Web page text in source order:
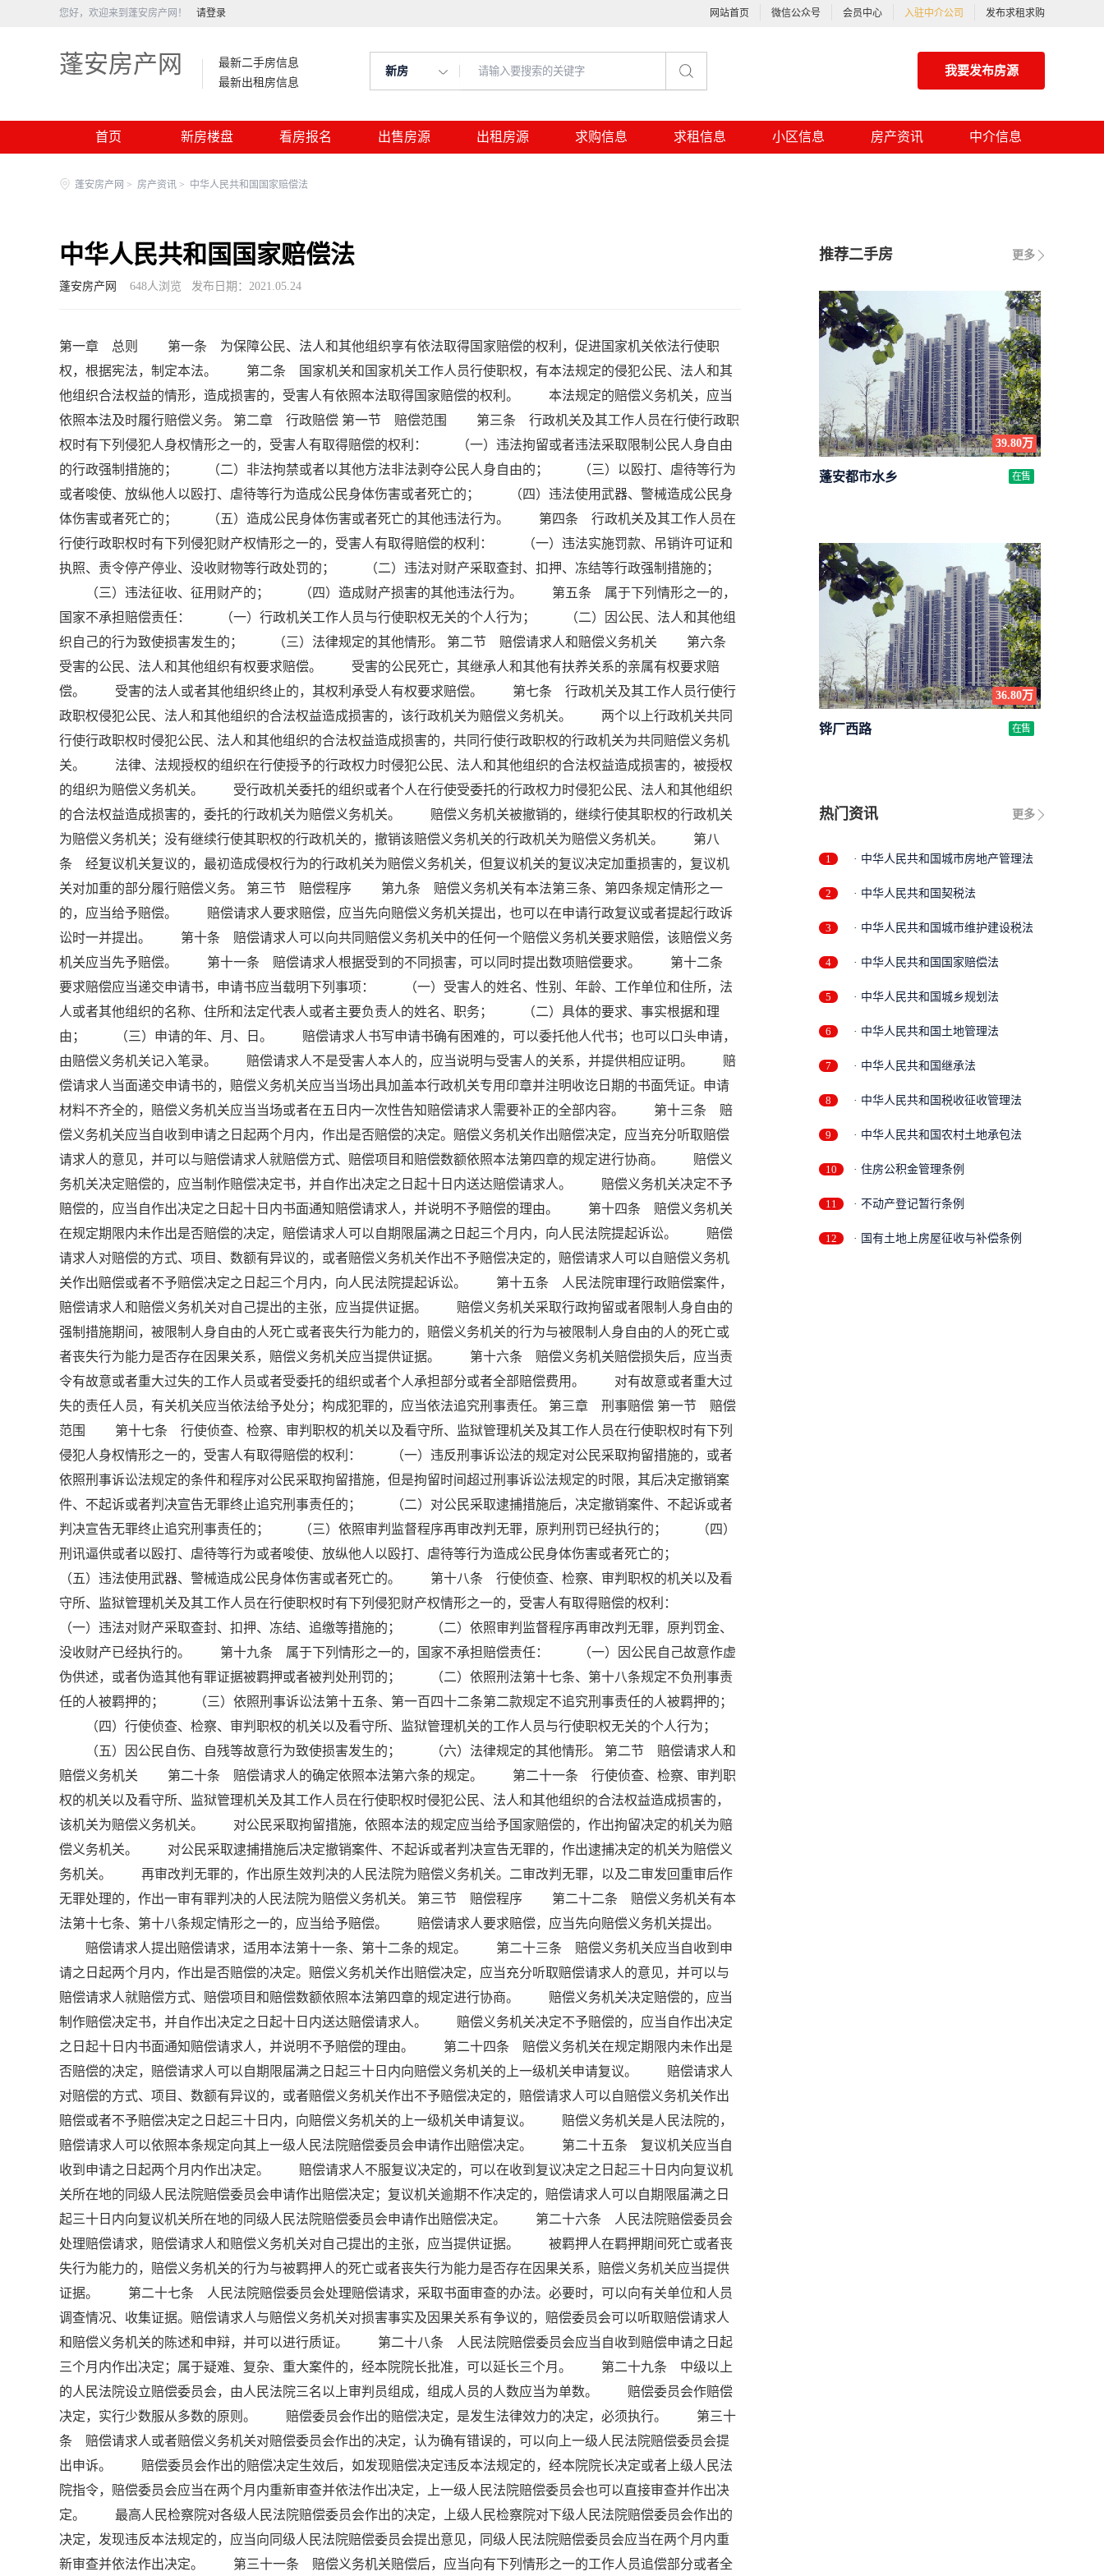
您好，欢迎来到蓬安房产网！ 请登录 网站首页 微信公众号 会员中心 入驻中介公司 发布求租求购
蓬安房产网
最新二手房信息
最新出租房信息
新房 我要发布房源
首页 新房楼盘 看房报名 出售房源 出租房源 求购信息 求租信息 小区信息 房产资讯 中介信息
蓬安房产网 > 房产资讯 > 中华人民共和国国家赔偿法
中华人民共和国国家赔偿法
蓬安房产网 648人浏览 发布日期：2021.05.24
第一章 总则 第一条 为保障公民、法人和其他组织享有依法取得国家赔偿的权利，促进国家机关依法行使职
权，根据宪法，制定本法。 第二条 国家机关和国家机关工作人员行使职权，有本法规定的侵犯公民、法人和其
他组织合法权益的情形，造成损害的，受害人有依照本法取得国家赔偿的权利。 本法规定的赔偿义务机关，应当
依照本法及时履行赔偿义务。 第二章 行政赔偿 第一节 赔偿范围 第三条 行政机关及其工作人员在行使行政职
权时有下列侵犯人身权情形之一的，受害人有取得赔偿的权利： （一）违法拘留或者违法采取限制公民人身自由
的行政强制措施的； （二）非法拘禁或者以其他方法非法剥夺公民人身自由的； （三）以殴打、虐待等行为
或者唆使、放纵他人以殴打、虐待等行为造成公民身体伤害或者死亡的； （四）违法使用武器、警械造成公民身
体伤害或者死亡的； （五）造成公民身体伤害或者死亡的其他违法行为。 第四条 行政机关及其工作人员在
行使行政职权时有下列侵犯财产权情形之一的，受害人有取得赔偿的权利： （一）违法实施罚款、吊销许可证和
执照、责令停产停业、没收财物等行政处罚的； （二）违法对财产采取查封、扣押、冻结等行政强制措施的；
（三）违法征收、征用财产的； （四）造成财产损害的其他违法行为。 第五条 属于下列情形之一的，
国家不承担赔偿责任： （一）行政机关工作人员与行使职权无关的个人行为； （二）因公民、法人和其他组
织自己的行为致使损害发生的； （三）法律规定的其他情形。 第二节 赔偿请求人和赔偿义务机关 第六条
受害的公民、法人和其他组织有权要求赔偿。 受害的公民死亡，其继承人和其他有扶养关系的亲属有权要求赔
偿。 受害的法人或者其他组织终止的，其权利承受人有权要求赔偿。 第七条 行政机关及其工作人员行使行
政职权侵犯公民、法人和其他组织的合法权益造成损害的，该行政机关为赔偿义务机关。 两个以上行政机关共同
行使行政职权时侵犯公民、法人和其他组织的合法权益造成损害的，共同行使行政职权的行政机关为共同赔偿义务机
关。 法律、法规授权的组织在行使授予的行政权力时侵犯公民、法人和其他组织的合法权益造成损害的，被授权
的组织为赔偿义务机关。 受行政机关委托的组织或者个人在行使受委托的行政权力时侵犯公民、法人和其他组织
的合法权益造成损害的，委托的行政机关为赔偿义务机关。 赔偿义务机关被撤销的，继续行使其职权的行政机关
为赔偿义务机关；没有继续行使其职权的行政机关的，撤销该赔偿义务机关的行政机关为赔偿义务机关。 第八
条 经复议机关复议的，最初造成侵权行为的行政机关为赔偿义务机关，但复议机关的复议决定加重损害的，复议机
关对加重的部分履行赔偿义务。 第三节 赔偿程序 第九条 赔偿义务机关有本法第三条、第四条规定情形之一
的，应当给予赔偿。 赔偿请求人要求赔偿，应当先向赔偿义务机关提出，也可以在申请行政复议或者提起行政诉
讼时一并提出。 第十条 赔偿请求人可以向共同赔偿义务机关中的任何一个赔偿义务机关要求赔偿，该赔偿义务
机关应当先予赔偿。 第十一条 赔偿请求人根据受到的不同损害，可以同时提出数项赔偿要求。 第十二条
要求赔偿应当递交申请书，申请书应当载明下列事项： （一）受害人的姓名、性别、年龄、工作单位和住所，法
人或者其他组织的名称、住所和法定代表人或者主要负责人的姓名、职务； （二）具体的要求、事实根据和理
由； （三）申请的年、月、日。 赔偿请求人书写申请书确有困难的，可以委托他人代书；也可以口头申请，
由赔偿义务机关记入笔录。 赔偿请求人不是受害人本人的，应当说明与受害人的关系，并提供相应证明。 赔
偿请求人当面递交申请书的，赔偿义务机关应当当场出具加盖本行政机关专用印章并注明收讫日期的书面凭证。申请
材料不齐全的，赔偿义务机关应当当场或者在五日内一次性告知赔偿请求人需要补正的全部内容。 第十三条 赔
偿义务机关应当自收到申请之日起两个月内，作出是否赔偿的决定。赔偿义务机关作出赔偿决定，应当充分听取赔偿
请求人的意见，并可以与赔偿请求人就赔偿方式、赔偿项目和赔偿数额依照本法第四章的规定进行协商。 赔偿义
务机关决定赔偿的，应当制作赔偿决定书，并自作出决定之日起十日内送达赔偿请求人。 赔偿义务机关决定不予
赔偿的，应当自作出决定之日起十日内书面通知赔偿请求人，并说明不予赔偿的理由。 第十四条 赔偿义务机关
在规定期限内未作出是否赔偿的决定，赔偿请求人可以自期限届满之日起三个月内，向人民法院提起诉讼。 赔偿
请求人对赔偿的方式、项目、数额有异议的，或者赔偿义务机关作出不予赔偿决定的，赔偿请求人可以自赔偿义务机
关作出赔偿或者不予赔偿决定之日起三个月内，向人民法院提起诉讼。 第十五条 人民法院审理行政赔偿案件，
赔偿请求人和赔偿义务机关对自己提出的主张，应当提供证据。 赔偿义务机关采取行政拘留或者限制人身自由的
强制措施期间，被限制人身自由的人死亡或者丧失行为能力的，赔偿义务机关的行为与被限制人身自由的人的死亡或
者丧失行为能力是否存在因果关系，赔偿义务机关应当提供证据。 第十六条 赔偿义务机关赔偿损失后，应当责
令有故意或者重大过失的工作人员或者受委托的组织或者个人承担部分或者全部赔偿费用。 对有故意或者重大过
失的责任人员，有关机关应当依法给予处分；构成犯罪的，应当依法追究刑事责任。 第三章 刑事赔偿 第一节 赔偿
范围 第十七条 行使侦查、检察、审判职权的机关以及看守所、监狱管理机关及其工作人员在行使职权时有下列
侵犯人身权情形之一的，受害人有取得赔偿的权利： （一）违反刑事诉讼法的规定对公民采取拘留措施的，或者
依照刑事诉讼法规定的条件和程序对公民采取拘留措施，但是拘留时间超过刑事诉讼法规定的时限，其后决定撤销案
件、不起诉或者判决宣告无罪终止追究刑事责任的； （二）对公民采取逮捕措施后，决定撤销案件、不起诉或者
判决宣告无罪终止追究刑事责任的； （三）依照审判监督程序再审改判无罪，原判刑罚已经执行的； （四）
刑讯逼供或者以殴打、虐待等行为或者唆使、放纵他人以殴打、虐待等行为造成公民身体伤害或者死亡的；
（五）违法使用武器、警械造成公民身体伤害或者死亡的。 第十八条 行使侦查、检察、审判职权的机关以及看
守所、监狱管理机关及其工作人员在行使职权时有下列侵犯财产权情形之一的，受害人有取得赔偿的权利：
（一）违法对财产采取查封、扣押、冻结、追缴等措施的； （二）依照审判监督程序再审改判无罪，原判罚金、
没收财产已经执行的。 第十九条 属于下列情形之一的，国家不承担赔偿责任： （一）因公民自己故意作虚
伪供述，或者伪造其他有罪证据被羁押或者被判处刑罚的； （二）依照刑法第十七条、第十八条规定不负刑事责
任的人被羁押的； （三）依照刑事诉讼法第十五条、第一百四十二条第二款规定不追究刑事责任的人被羁押的；
（四）行使侦查、检察、审判职权的机关以及看守所、监狱管理机关的工作人员与行使职权无关的个人行为；
（五）因公民自伤、自残等故意行为致使损害发生的； （六）法律规定的其他情形。 第二节 赔偿请求人和
赔偿义务机关 第二十条 赔偿请求人的确定依照本法第六条的规定。 第二十一条 行使侦查、检察、审判职
权的机关以及看守所、监狱管理机关及其工作人员在行使职权时侵犯公民、法人和其他组织的合法权益造成损害的，
该机关为赔偿义务机关。 对公民采取拘留措施，依照本法的规定应当给予国家赔偿的，作出拘留决定的机关为赔
偿义务机关。 对公民采取逮捕措施后决定撤销案件、不起诉或者判决宣告无罪的，作出逮捕决定的机关为赔偿义
务机关。 再审改判无罪的，作出原生效判决的人民法院为赔偿义务机关。二审改判无罪，以及二审发回重审后作
无罪处理的，作出一审有罪判决的人民法院为赔偿义务机关。 第三节 赔偿程序 第二十二条 赔偿义务机关有本
法第十七条、第十八条规定情形之一的，应当给予赔偿。 赔偿请求人要求赔偿，应当先向赔偿义务机关提出。
赔偿请求人提出赔偿请求，适用本法第十一条、第十二条的规定。 第二十三条 赔偿义务机关应当自收到申
请之日起两个月内，作出是否赔偿的决定。赔偿义务机关作出赔偿决定，应当充分听取赔偿请求人的意见，并可以与
赔偿请求人就赔偿方式、赔偿项目和赔偿数额依照本法第四章的规定进行协商。 赔偿义务机关决定赔偿的，应当
制作赔偿决定书，并自作出决定之日起十日内送达赔偿请求人。 赔偿义务机关决定不予赔偿的，应当自作出决定
之日起十日内书面通知赔偿请求人，并说明不予赔偿的理由。 第二十四条 赔偿义务机关在规定期限内未作出是
否赔偿的决定，赔偿请求人可以自期限届满之日起三十日内向赔偿义务机关的上一级机关申请复议。 赔偿请求人
对赔偿的方式、项目、数额有异议的，或者赔偿义务机关作出不予赔偿决定的，赔偿请求人可以自赔偿义务机关作出
赔偿或者不予赔偿决定之日起三十日内，向赔偿义务机关的上一级机关申请复议。 赔偿义务机关是人民法院的，
赔偿请求人可以依照本条规定向其上一级人民法院赔偿委员会申请作出赔偿决定。 第二十五条 复议机关应当自
收到申请之日起两个月内作出决定。 赔偿请求人不服复议决定的，可以在收到复议决定之日起三十日内向复议机
关所在地的同级人民法院赔偿委员会申请作出赔偿决定；复议机关逾期不作决定的，赔偿请求人可以自期限届满之日
起三十日内向复议机关所在地的同级人民法院赔偿委员会申请作出赔偿决定。 第二十六条 人民法院赔偿委员会
处理赔偿请求，赔偿请求人和赔偿义务机关对自己提出的主张，应当提供证据。 被羁押人在羁押期间死亡或者丧
失行为能力的，赔偿义务机关的行为与被羁押人的死亡或者丧失行为能力是否存在因果关系，赔偿义务机关应当提供
证据。 第二十七条 人民法院赔偿委员会处理赔偿请求，采取书面审查的办法。必要时，可以向有关单位和人员
调查情况、收集证据。赔偿请求人与赔偿义务机关对损害事实及因果关系有争议的，赔偿委员会可以听取赔偿请求人
和赔偿义务机关的陈述和申辩，并可以进行质证。 第二十八条 人民法院赔偿委员会应当自收到赔偿申请之日起
三个月内作出决定；属于疑难、复杂、重大案件的，经本院院长批准，可以延长三个月。 第二十九条 中级以上
的人民法院设立赔偿委员会，由人民法院三名以上审判员组成，组成人员的人数应当为单数。 赔偿委员会作赔偿
决定，实行少数服从多数的原则。 赔偿委员会作出的赔偿决定，是发生法律效力的决定，必须执行。 第三十
条 赔偿请求人或者赔偿义务机关对赔偿委员会作出的决定，认为确有错误的，可以向上一级人民法院赔偿委员会提
出申诉。 赔偿委员会作出的赔偿决定生效后，如发现赔偿决定违反本法规定的，经本院院长决定或者上级人民法
院指令，赔偿委员会应当在两个月内重新审查并依法作出决定，上一级人民法院赔偿委员会也可以直接审查并作出决
定。 最高人民检察院对各级人民法院赔偿委员会作出的决定，上级人民检察院对下级人民法院赔偿委员会作出的
决定，发现违反本法规定的，应当向同级人民法院赔偿委员会提出意见，同级人民法院赔偿委员会应当在两个月内重
新审查并依法作出决定。 第三十一条 赔偿义务机关赔偿后，应当向有下列情形之一的工作人员追偿部分或者全
更多
推荐二手房
39.80万
蓬安都市水乡 在售
36.80万
铧厂西路 在售
更多
热门资讯
1 · 中华人民共和国城市房地产管理法
2 · 中华人民共和国契税法
3 · 中华人民共和国城市维护建设税法
4 · 中华人民共和国国家赔偿法
5 · 中华人民共和国城乡规划法
6 · 中华人民共和国土地管理法
7 · 中华人民共和国继承法
8 · 中华人民共和国税收征收管理法
9 · 中华人民共和国农村土地承包法
10 · 住房公积金管理条例
11 · 不动产登记暂行条例
12 · 国有土地上房屋征收与补偿条例